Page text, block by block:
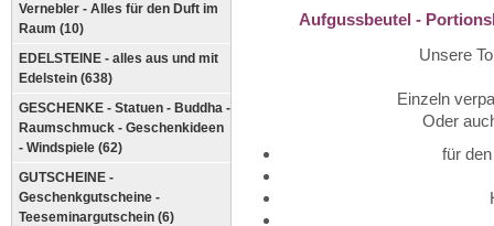
Vernebler - Alles für den Duft im
Raum (10)
EDELSTEINE - alles aus und mit
Edelstein (638)
GESCHENKE - Statuen - Buddha -
Raumschmuck - Geschenkideen
- Windspiele (62)
GUTSCHEINE -
Geschenkgutscheine -
Teeseminargutschein (6)
Aufgussbeutel -
Unsere
Einzeln
Oder
für